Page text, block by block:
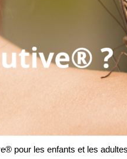
pour les enfants et les